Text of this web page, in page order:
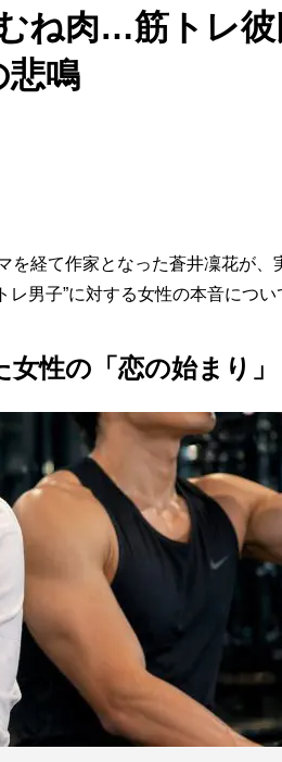
ね肉…筋トレ彼
悲鳴
経て作家となった蒼井凜花が、
男子”に対する女性の本音につい
性の「恋の始まり」